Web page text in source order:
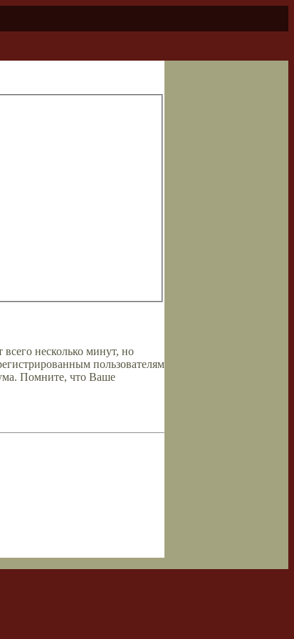
несколько минут, но
пользователям
Помните, что Ваше